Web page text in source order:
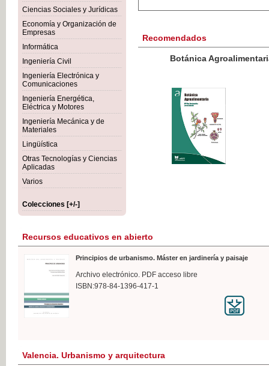
Ciencias Sociales y Jurídicas
Economía y Organización de
Empresas
Informática
Ingeniería Civil
Ingeniería Electrónica y
Comunicaciones
Ingeniería Energética,
Eléctrica y Motores
Ingeniería Mecánica y de
Materiales
Lingüística
Otras Tecnologías y Ciencias
Aplicadas
Varios
Colecciones [+/-]
Recomendados
Botánica Agroalimentaria
Recursos educativos en abierto
Principios de urbanismo. Máster en jardinería y paisaje
Archivo electrónico. PDF acceso libre
ISBN:978-84-1396-417-1
Valencia. Urbanismo y arquitectura